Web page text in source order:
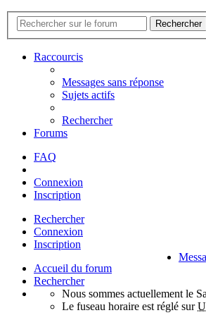
Rechercher
Raccourcis
Messages sans réponse
Sujets actifs
Rechercher
Forums
FAQ
Connexion
Inscription
Rechercher
Connexion
Inscription
Accueil du forum
Rechercher
Nous sommes actuellement le
Le fuseau horaire est réglé sur